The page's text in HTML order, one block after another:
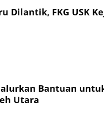
Dilantik, FKG USK
Bantuan
Utara